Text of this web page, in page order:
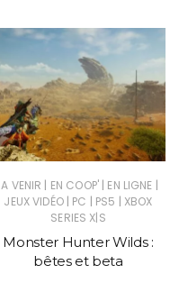
A VENIR | EN COOP' | EN LIGNE |
JEUX VIDÉO | PC | PS5 | XBOX
SERIES X|S
Monster Hunter Wilds :
bêtes et beta